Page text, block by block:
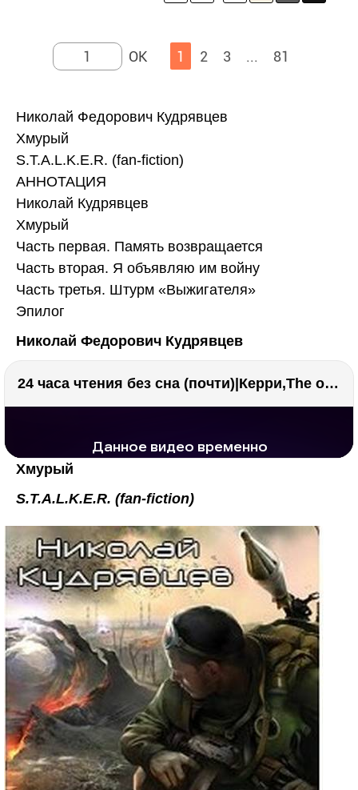
1 2 3 ... 81
Николай Федорович Кудрявцев
Хмурый
S.T.A.L.K.E.R. (fan-fiction)
АННОТАЦИЯ
Николай Кудрявцев
Хмурый
Часть первая. Память возвращается
Часть вторая. Я объявляю им войну
Часть третья. Штурм «Выжигателя»
Эпилог
Николай Федорович Кудрявцев
24 часа чтения без сна (почти)|Керри,The one единственный, Адвокат дьявола
Хмурый
S.T.A.L.K.E.R. (fan-fiction)